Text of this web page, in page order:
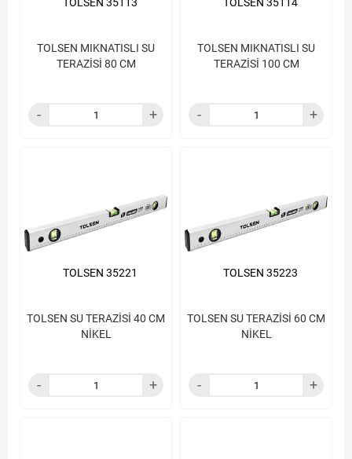
TOLSEN MIKNATISLI SU
TERAZİSİ 80 CM
TOLSEN MIKNATISLI SU
TERAZİSİ 100 CM
TOLSEN SU TERAZİSİ 40 CM
NİKEL
TOLSEN 35221
TOLSEN SU TERAZİSİ 60 CM
NİKEL
TOLSEN 35223